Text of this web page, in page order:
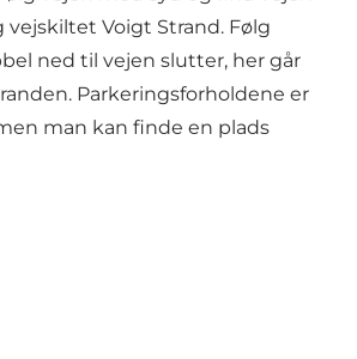
Voigt Strand. Følg
ned til vejen slutter, her går
Parkeringsforholdene er
man kan finde en plads